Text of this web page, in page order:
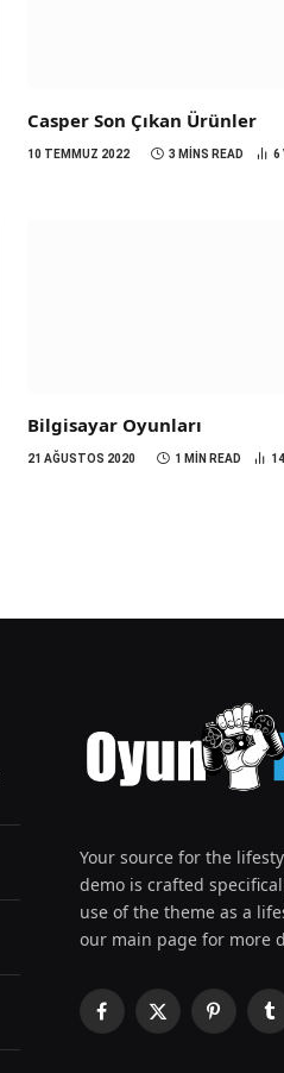
Casper Son Çıkan Ürünler
10 TEMMUZ 2022 3 MINS READ 6
Bilgisayar Oyunları
21 AĞUSTOS 2020 1 MIN READ
Your source for the
demo is crafted
use of the theme as a
our main page for more
Facebook
X
Pinterest